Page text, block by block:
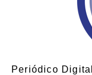
Periódico